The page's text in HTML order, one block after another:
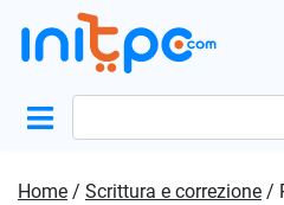
Home / Scrittura e correzione /